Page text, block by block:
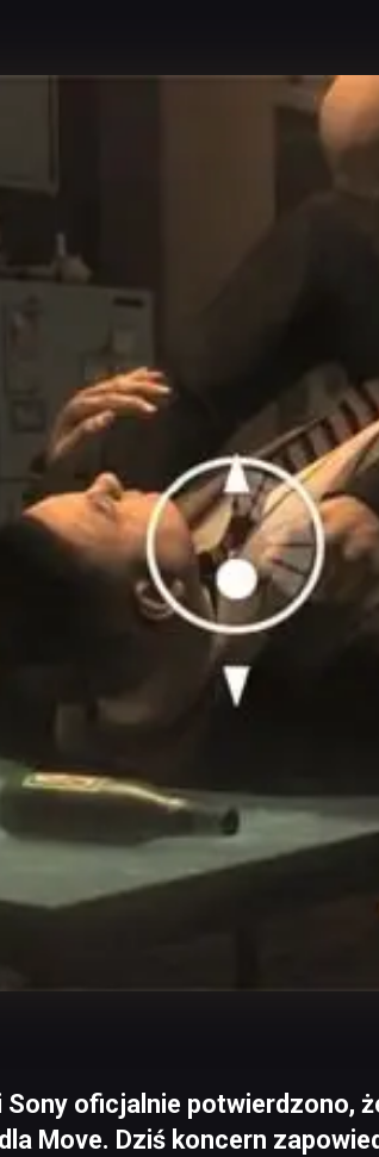
oficjalnie potwierdzono,
Move. Dziś koncern